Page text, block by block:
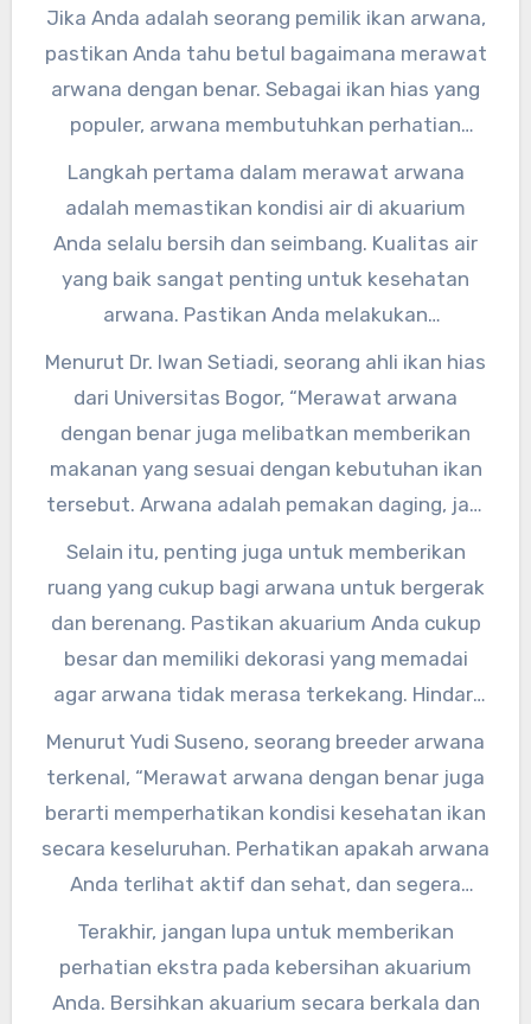
Jika Anda adalah seorang pemilik ikan arwana,
pastikan Anda tahu betul bagaimana merawat
arwana dengan benar. Sebagai ikan hias yang
populer, arwana membutuhkan perhatian
khusus agar tetap sehat dan bahagia di
akuarium Anda. Berikut ini adalah langkah-
langkah mudah yang dapat Anda ikuti untuk
merawat arwana dengan benar.
Langkah pertama dalam merawat arwana
adalah memastikan kondisi air di akuarium
Anda selalu bersih dan seimbang. Kualitas air
yang baik sangat penting untuk kesehatan
arwana. Pastikan Anda melakukan
penggantian air secara berkala dan memonitor
suhu air serta tingkat pH-nya.
Menurut Dr. Iwan Setiadi, seorang ahli ikan hias
dari Universitas Bogor, “Merawat arwana
dengan benar juga melibatkan memberikan
makanan yang sesuai dengan kebutuhan ikan
tersebut. Arwana adalah pemakan daging, jadi
pastikan Anda memberikan makanan berupa
cacing, udang, atau ikan kecil sebagai pakan
utamanya.”
Selain itu, penting juga untuk memberikan
ruang yang cukup bagi arwana untuk bergerak
dan berenang. Pastikan akuarium Anda cukup
besar dan memiliki dekorasi yang memadai
agar arwana tidak merasa terkekang. Hindari
overstocking ikan di dalam akuarium, karena
hal ini dapat menyebabkan stres pada arwana.
Menurut Yudi Suseno, seorang breeder arwana
terkenal, “Merawat arwana dengan benar juga
berarti memperhatikan kondisi kesehatan ikan
secara keseluruhan. Perhatikan apakah arwana
Anda terlihat aktif dan sehat, dan segera
tanggapi jika ada tanda-tanda penyakit
seperti warna yang pudar atau gerakan yang
aneh.”
Terakhir, jangan lupa untuk memberikan
perhatian ekstra pada kebersihan akuarium
Anda. Bersihkan akuarium secara berkala dan